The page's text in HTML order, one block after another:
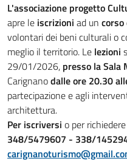
L'associazione progetto
apre le iscrizioni ad un
volontari dei beni culturali o
meglio il territorio. Le lezioni
29/01/2026, presso la Sala
Carignanodalle ore 20.30
partecipazione e agli
architettura.
Per iscriversi o per
348/5479607 - 338/